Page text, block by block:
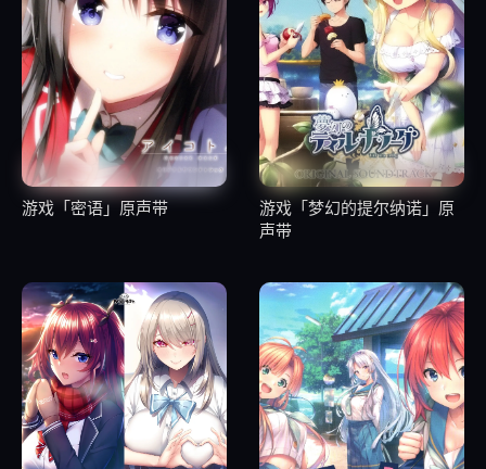
15 1.15.初恋が終わる日
16 1.16.君がいてくれる物語
17 1.17.溢れる想いで愛を描く
19 1.19.アオハルは続く
20 1.20.「始発とハミング」 full chorus ver.
21 1.21.「始発とハミング」 insturumental ver.
游戏「密语」原声带
游戏「梦幻的提尔纳诺」原
声带